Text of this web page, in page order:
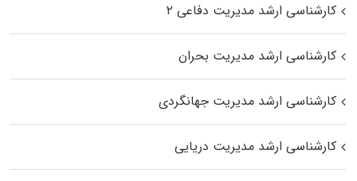
کارشناسی ارشد مدیریت دفاعی ۲
کارشناسی ارشد مدیریت بحران
کارشناسی ارشد مدیریت جهانگردی
کارشناسی ارشد مدیریت دریایی